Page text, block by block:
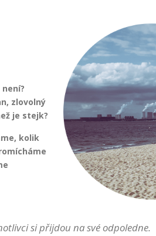
zlovolný
je stejk?
kolik
si přijdou na své odpoledne.